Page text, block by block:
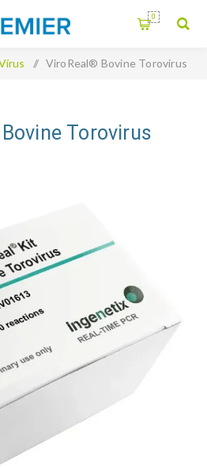
0
/ ViroReal® Bovine Torovirus
Torovirus